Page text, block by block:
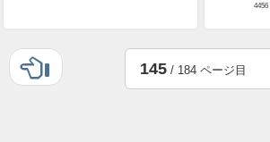
4456
145/ 184 ページ目